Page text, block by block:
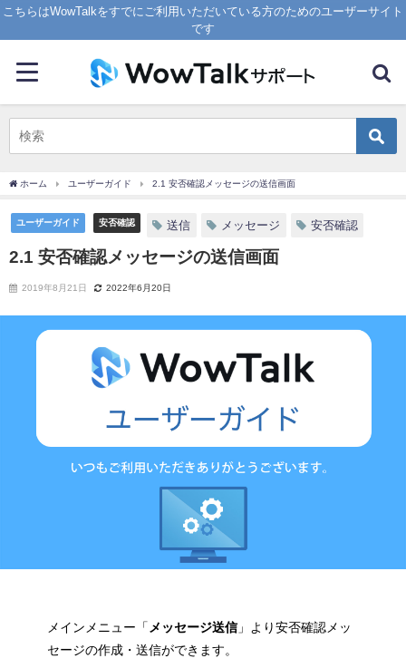
こちらはWowTalkをすでにご利用いただいている方のためのユーザーサイト
です
ホーム ユーザーガイド 2.1 安否確認メッセージの送信画面
ユーザーガイド 安否確認 送信 メッセージ 安否確認
2.1 安否確認メッセージの送信画面
2019年8月21日 2022年6月20日
メインメニュー「 メッセージ送信」より安否確認メッ
セージの作成・送信ができます。